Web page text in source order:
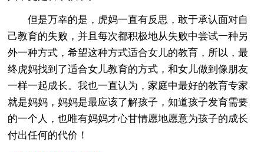
但是万幸的是，虎妈一直有反思，敢于承认面对自
己教育的失败，并且每次都积极地从失败中尝试一种另
外一种方式，希望这种方式适合女儿的教育，所以，最
终虎妈找到了适合女儿教育的方式，和女儿做到像朋友
一样一起成长。我也一直认为，家庭中最好的教育专家
就是妈妈，妈妈是最应该了解孩子，知道孩子发育需要
的一个人，也唯有妈妈才心甘情愿地愿意为孩子的成长
付出任何的代价！